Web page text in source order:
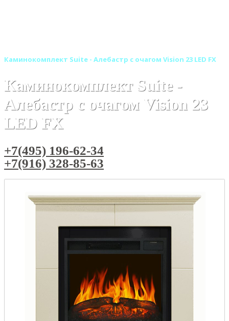
Каминокомплект Suite - Алебастр с очагом Vision 23 LED FX
Каминокомплект Suite -
Алебастр с очагом Vision 23
LED FX
+7(495) 196-62-34
+7(916) 328-85-63